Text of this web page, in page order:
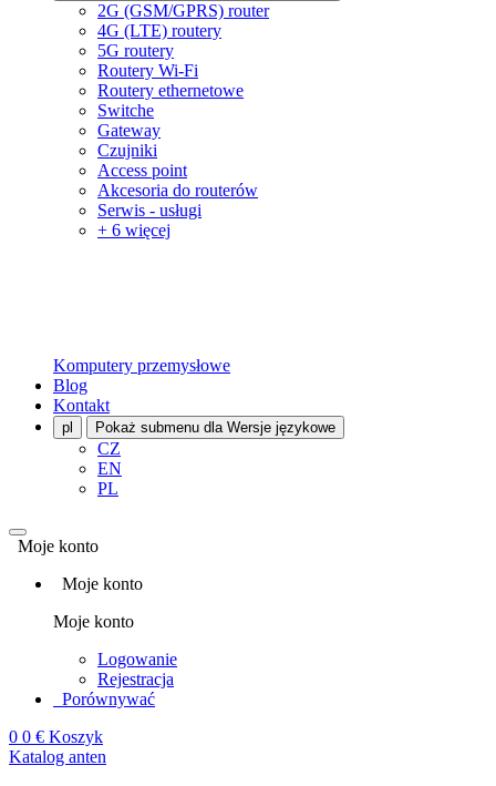
2G (GSM/GPRS) router
4G (LTE) routery
5G routery
Routery Wi-Fi
Routery ethernetowe
Switche
Gateway
Czujniki
Access point
Akcesoria do routerów
Serwis - usługi
+ 6 więcej
Komputery przemysłowe
Blog
Kontakt
pl Pokaż submenu dla Wersje językowe
CZ
EN
PL
Moje konto
Moje konto
Moje konto
Logowanie
Rejestracja
Porównywać
0 0 € Koszyk
Katalog anten